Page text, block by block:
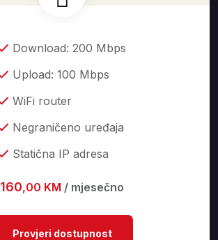
Download: 200 Mbps
Upload: 100 Mbps
WiFi router
Negraničeno uređaja
Statična IP adresa
160,00 KM / mjesečno
Provjeri dostupnost